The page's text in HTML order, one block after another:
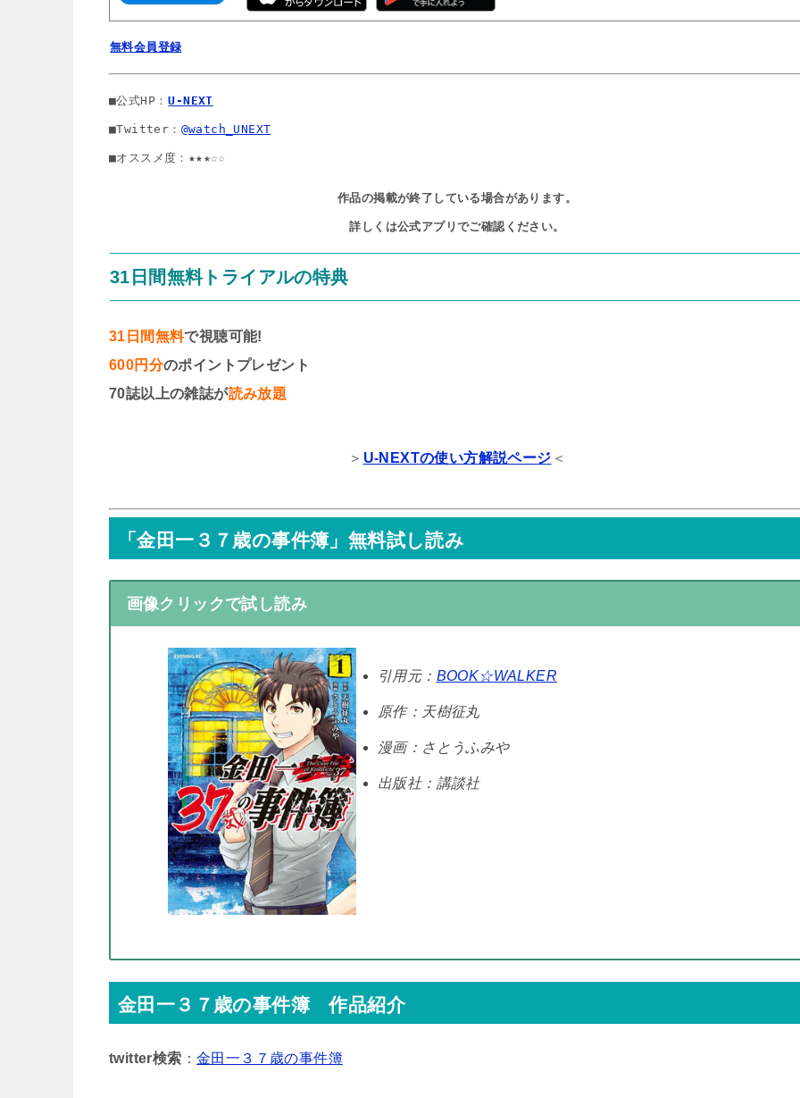
無料会員登録
■公式HP： U-NEXT
■Twitter： @watch_UNEXT
■オススメ度：★★★☆☆
作品の掲載が終了している場合があります。
詳しくは公式アプリでご確認ください。
31日間無料トライアルの特典
31日間無料で視聴可能!
600円分のポイントプレゼント
70誌以上の雑誌が読み放題
＞ U-NEXTの使い方解説ページ ＜
「金田一３７歳の事件簿」無料試し読み
画像クリックで試し読み
引用元： BOOK☆WALKER
原作：天樹征丸
漫画：さとうふみや
出版社：講談社
金田一３７歳の事件簿 作品紹介
twitter検索 ：金田一３７歳の事件簿